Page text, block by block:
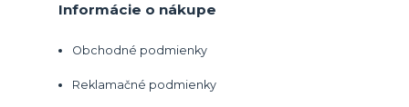
Informácie o nákupe
Obchodné podmienky
Reklamačné podmienky